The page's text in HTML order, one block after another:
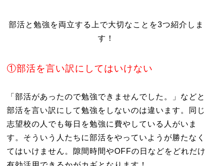
部活と勉強を両立する上で大切なことを3つ紹介しま
す！
①部活を言い訳にしてはいけない
「部活があったので勉強できませんでした。」などと
部活を言い訳にして勉強をしないのは違います。同じ
志望校の人でも毎日を勉強に費やしている人がいま
す。そういう人たちに部活をやっていようが勝たなく
てはいけません。隙間時間やOFFの日などをどれだけ